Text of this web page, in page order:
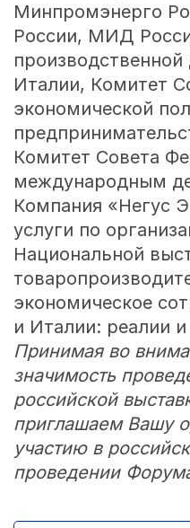
Минпромэнерго
России, МИД
производственной
Италии, Комитет
экономической
Комитет Совета
международным
Компания «Негус
услуги по
Национальной
экономическое
и Италии: реалии
Принимая во
значимость
российской
приглашаем Вашу
участию в
проведении